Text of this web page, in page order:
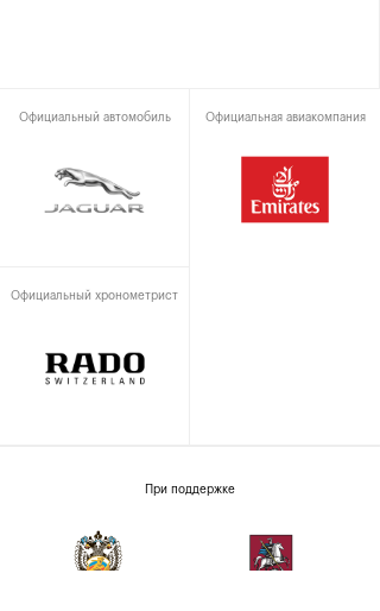
Официальный автомобиль Официальная авиакомпания
Официальный хронометрист
При поддержке